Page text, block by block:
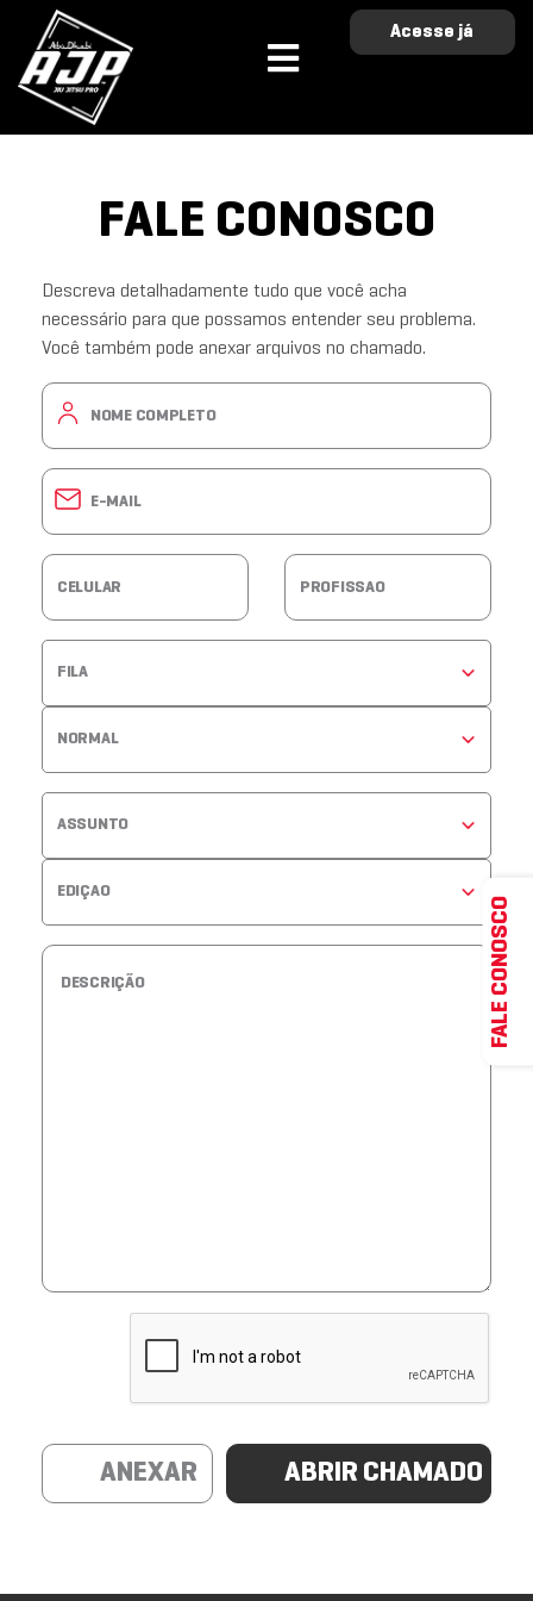
Acesse já
FALE CONOSCO
Descreva detalhadamente tudo que você acha
necessário para que possamos entender seu problema.
Você também pode anexar arquivos no chamado.
ABRIR CHAMADO
ANEXAR
FALE CONOSCO